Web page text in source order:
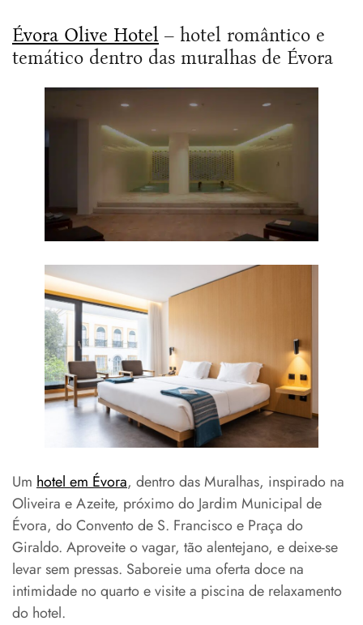
Évora Olive Hotel – hotel romântico e
temático dentro das muralhas de Évora
Um hotel em Évora, dentro das Muralhas, inspirado na
Oliveira e Azeite, próximo do Jardim Municipal de
Évora, do Convento de S. Francisco e Praça do
Giraldo. Aproveite o vagar, tão alentejano, e deixe-se
levar sem pressas. Saboreie uma oferta doce na
intimidade no quarto e visite a piscina de relaxamento
do hotel.